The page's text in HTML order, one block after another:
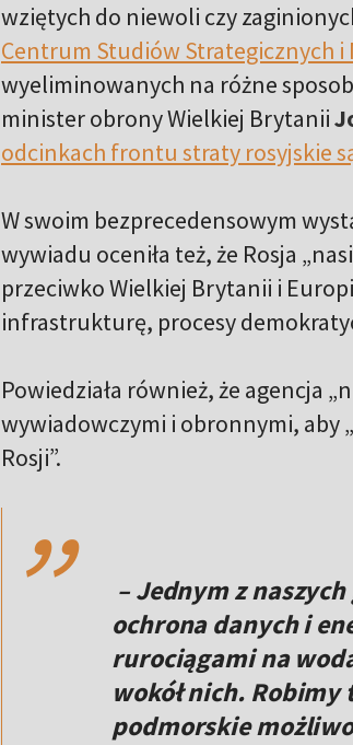
wziętych do niewoli czy
Centrum Studiów Strategicznych i
wyeliminowanych na różne
minister obrony Wielkiej Brytanii
odcinkach frontu straty rosyjskie
W swoim bezprecedensowym
wywiadu oceniła też, że ​​Rosja
przeciwko Wielkiej Brytanii i
infrastrukturę, procesy
Powiedziała również, że ​​agencja
wywiadowczymi i obronnymi, aby
Rosji”.
,,
– Jednym z
ochrona danych i
rurociągami na
wokół nich.
podmorskie